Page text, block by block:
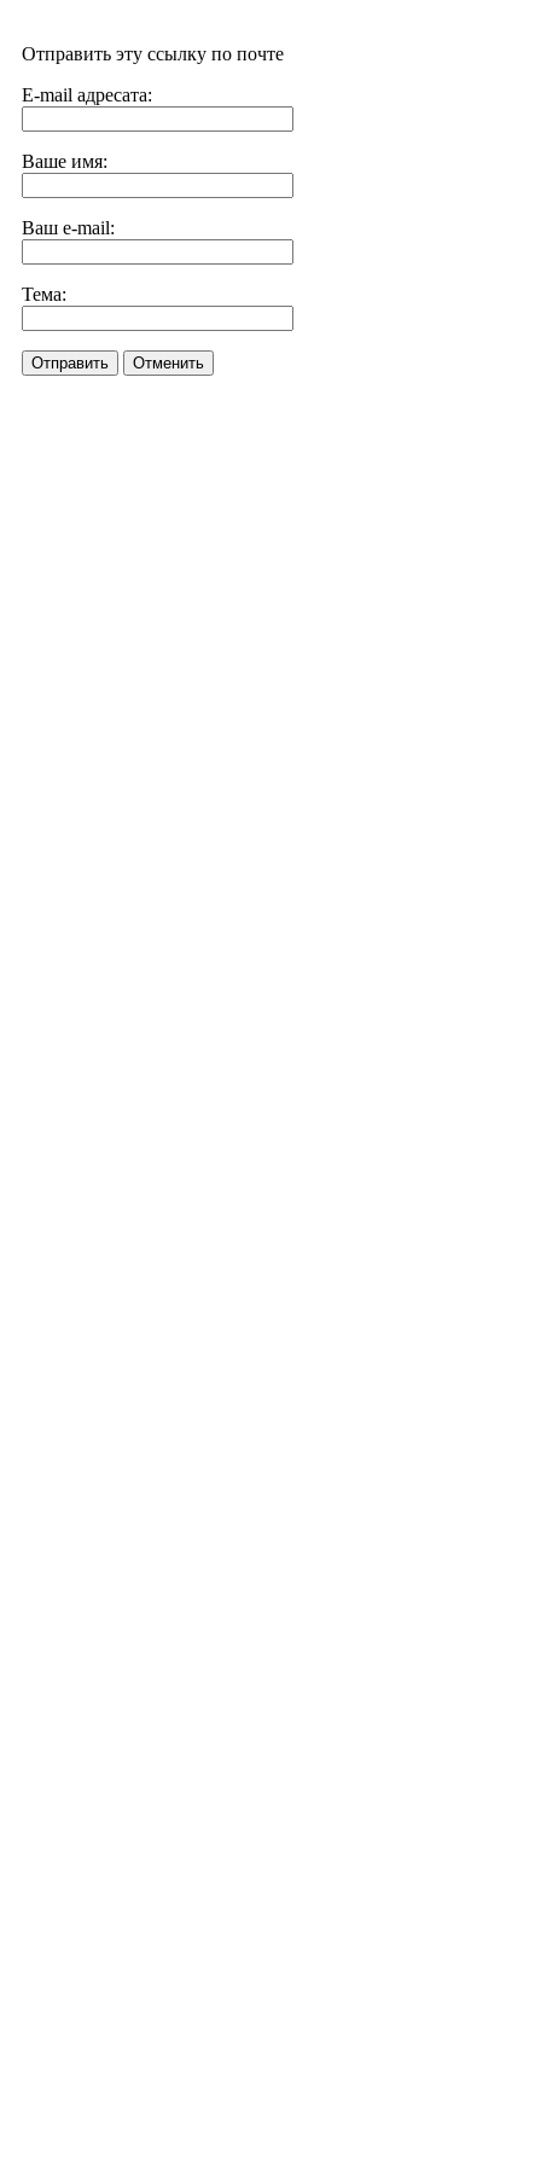
Отправить эту ссылку по почте
E-mail адресата:
Ваше имя:
Ваш e-mail:
Тема:
Отправить Отменить